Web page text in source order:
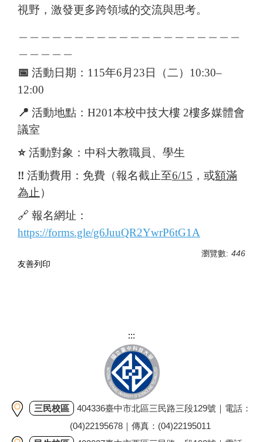
視野，激發更多跨領域的交流與思考。
📅 活動日期：115年6月23日（二）10:30–
12:00
📍 活動地點：H201本校中技大樓 2樓多媒體會
議室
⭐ 活動對象：中科大教職員、學生
‼️ 活動費用：免費（報名截止至6/15 ，或額滿
為止）
🔗 報名網址：
https://forms.gle/g6JuuQR2YwrP6tG1A
瀏覽數: 446
友善列印
:::
三民校區
404336臺中市北區三民路三段129號｜電話：
(04)22195678｜傳真：(04)22195011